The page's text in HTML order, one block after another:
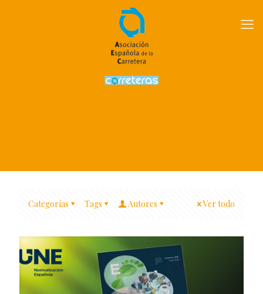
Categorías Tags Autores Ver todo